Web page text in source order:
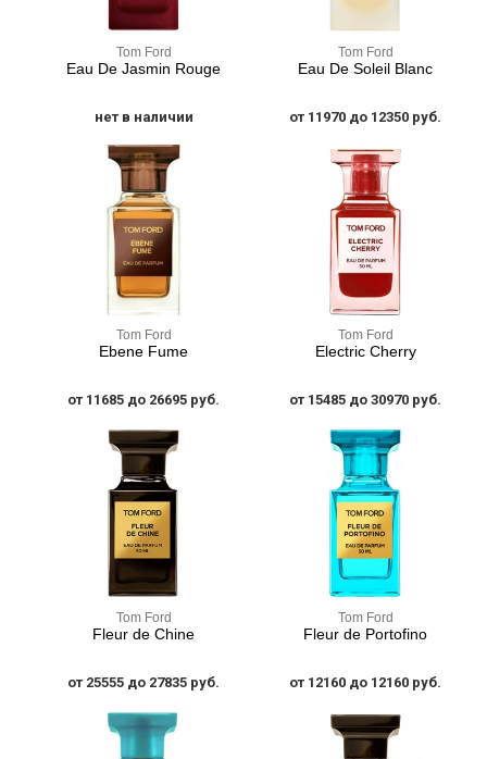
Tom Ford
Eau De Jasmin Rouge
нет в наличии
Tom Ford
Eau De Soleil Blanc
от 11970 до 12350 руб.
Tom Ford
Ebene Fume
от 11685 до 26695 руб.
Tom Ford
Electric Cherry
от 15485 до 30970 руб.
Tom Ford
Fleur de Chine
от 25555 до 27835 руб.
Tom Ford
Fleur de Portofino
от 12160 до 12160 руб.